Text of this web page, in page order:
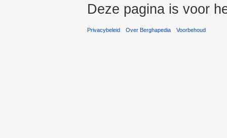
Deze pagina is voor
Privacybeleid Over Berghapedia Voorbehoud